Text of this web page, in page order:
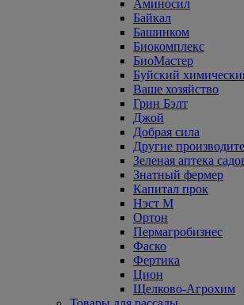
Аминосил
Байкал
Башинком
Биокомплекс
БиоМастер
Буйский
Ваше хозяйство
Грин Бэлт
Джой
Добрая сила
Другие
Зеленая аптека
Знатный фермер
Капитал прок
Нэст М
Ортон
Пермагробизнес
Фаско
Фертика
Цион
Щелково-Агрохим